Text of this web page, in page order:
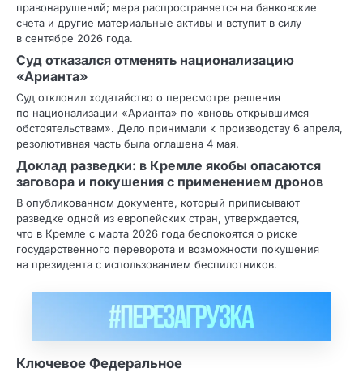
правонарушений; мера распространяется на банковские
счета и другие материальные активы и вступит в силу
в сентябре 2026 года.
Суд отказался отменять национализацию
«Арианта»
Суд отклонил ходатайство о пересмотре решения
по национализации «Арианта» по «вновь открывшимся
обстоятельствам». Дело принимали к производству 6 апреля,
резолютивная часть была оглашена 4 мая.
Доклад разведки: в Кремле якобы опасаются
заговора и покушения с применением дронов
В опубликованном документе, который приписывают
разведке одной из европейских стран, утверждается,
что в Кремле с марта 2026 года беспокоятся о риске
государственного переворота и возможности покушения
на президента с использованием беспилотников.
Ключевое Федеральное